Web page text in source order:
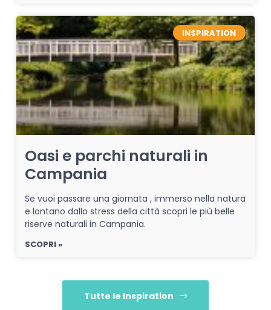
INSPIRATION
Oasi e parchi naturali in
Campania
Se vuoi passare una giornata , immerso nella natura
e lontano dallo stress della città scopri le più belle
riserve naturali in Campania.
SCOPRI »
Tutte le Inspiration